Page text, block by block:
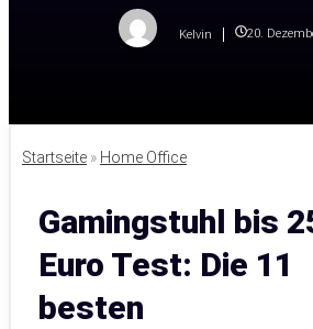
Kelvin 20.
Startseite » Home Office
Gamingstuhl bis
Euro Test: Die 11
besten